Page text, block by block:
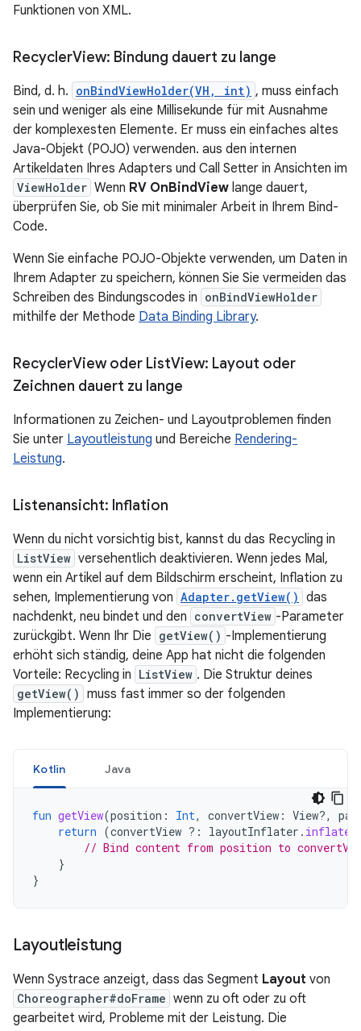
Funktionen von XML.
RecyclerView: Bindung dauert zu lange
Bind, d. h. onBindViewHolder(VH, int) , muss einfach
sein und weniger als eine Millisekunde für mit Ausnahme
der komplexesten Elemente. Er muss ein einfaches altes
Java-Objekt (POJO) verwenden. aus den internen
Artikeldaten Ihres Adapters und Call Setter in Ansichten im
ViewHolder Wenn RV OnBindView lange dauert,
überprüfen Sie, ob Sie mit minimaler Arbeit in Ihrem Bind-
Code.
Wenn Sie einfache POJO-Objekte verwenden, um Daten in
Ihrem Adapter zu speichern, können Sie Sie vermeiden das
Schreiben des Bindungscodes in onBindViewHolder
mithilfe der Methode Data Binding Library.
RecyclerView oder ListView: Layout oder
Zeichnen dauert zu lange
Informationen zu Zeichen- und Layoutproblemen finden
Sie unter Layoutleistung und Bereiche Rendering-
Leistung.
Listenansicht: Inflation
Wenn du nicht vorsichtig bist, kannst du das Recycling in
ListView versehentlich deaktivieren. Wenn jedes Mal,
wenn ein Artikel auf dem Bildschirm erscheint, Inflation zu
sehen, Implementierung von Adapter.getView() das
nachdenkt, neu bindet und den convertView -Parameter
zurückgibt. Wenn Ihr Die getView() -Implementierung
erhöht sich ständig, deine App hat nicht die folgenden
Vorteile: Recycling in ListView . Die Struktur deines
getView() muss fast immer so der folgenden
Implementierung:
Kotlin Java
fun getView(position : Int, convertView : View?,
return (convertView ?: layoutInflater . inflate
// Bind content from position to
}
}
Layoutleistung
Wenn Systrace anzeigt, dass das Segment Layout von
Choreographer#doFrame wenn zu oft oder zu oft
gearbeitet wird, Probleme mit der Leistung. Die